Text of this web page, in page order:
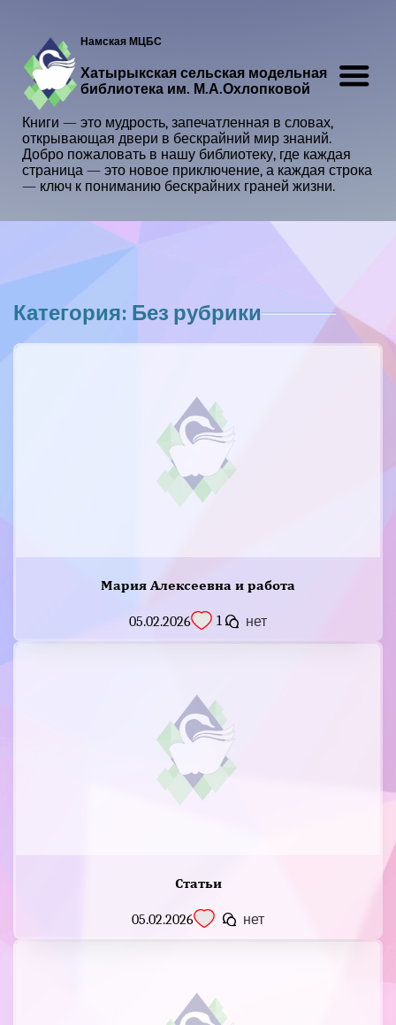
Намская МЦБС
Хатырыкская сельская модельная
библиотека им. М.А.Охлопковой
Книги — это мудрость, запечатленная в словах,
открывающая двери в бескрайний мир знаний.
Добро пожаловать в нашу библиотеку, где каждая
страница — это новое приключение, а каждая строка
— ключ к пониманию бескрайних граней жизни.
Категория: Без рубрики
Мария Алексеевна и работа
05.02.2026 1 нет
Статьи
05.02.2026 нет